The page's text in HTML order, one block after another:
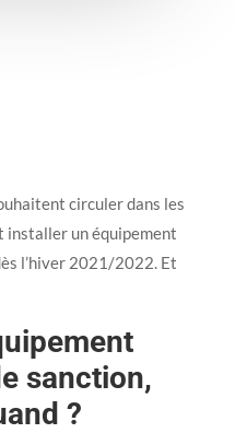
circuler dans les
installer un équipement
l’hiver 2021/2022. Et
sanction,
?